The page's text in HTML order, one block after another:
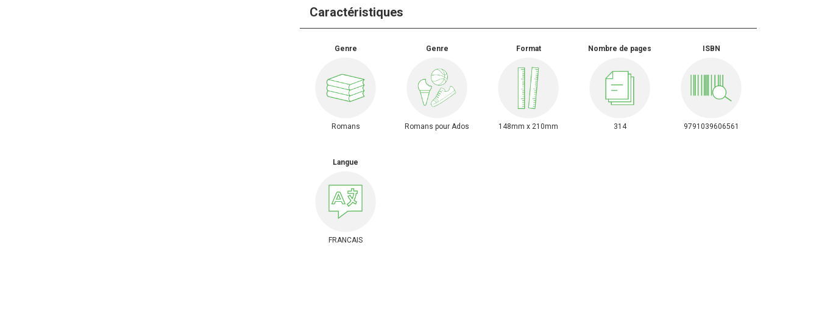
Caractéristiques
Genre
Romans
Genre
Romans pour Ados
Format
148mm x 210mm
Nombre de pages
314
ISBN
9791039606561
Langue
FRANCAIS